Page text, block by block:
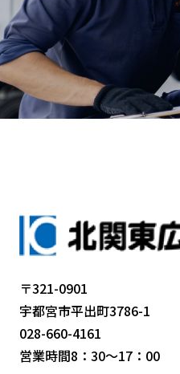
〒321-0901
宇都宮市平出町3786-1
028-660-4161
営業時間8：30～17：00